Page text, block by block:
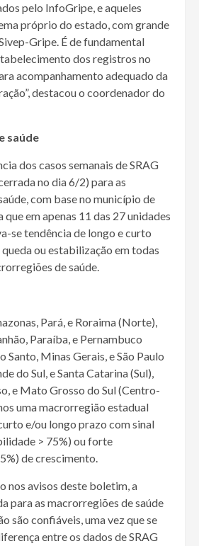
pelo InfoGripe, e aqueles
próprio do estado, com grande
Gripe. É de fundamental
dos registros no
acompanhamento adequado da
destacou o coordenador do
saúde
dos casos semanais de SRAG
no dia 6/2) para as
com base no município de
em apenas 11 das 27 unidades
se tendência de longo e curto
ou estabilização em todas
de saúde.
Pará, e Roraima (Norte),
Paraíba, e Pernambuco
Minas Gerais, e São Paulo
do Sul, e Santa Catarina (Sul),
e Mato Grosso do Sul (Centro-
uma macrorregião estadual
e/ou longo prazo com sinal
> 75%) ou forte
de crescimento.
nos avisos deste boletim, a
para as macrorregiões de saúde
são confiáveis, uma vez que se
entre os dados de SRAG